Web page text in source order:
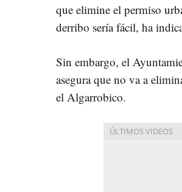
que elimine el permiso
derribo sería fácil, ha
Sin embargo, el
asegura que no va a
el Algarrobico.